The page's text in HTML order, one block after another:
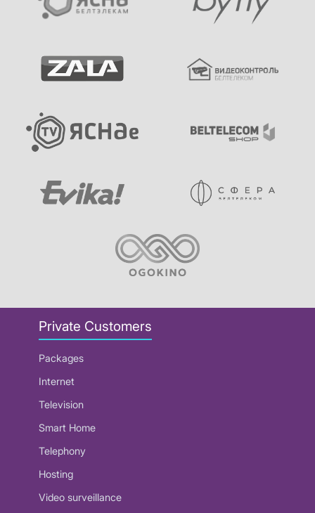
Private Customers
Packages
Internet
Television
Smart Home
Telephony
Hosting
Video surveillance